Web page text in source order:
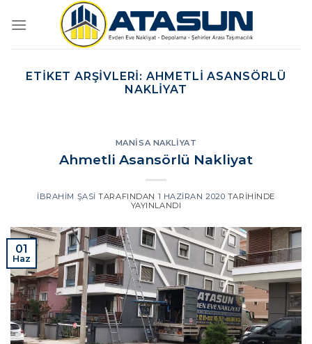
atla
ETIKET ARŞIVLERI: AHMETLI ASANSÖRLÜ
NAKLIYAT
MANISA NAKLIYAT
Ahmetli Asansörlü Nakliyat
İBRAHIM ŞASI TARAFINDAN 1 HAZIRAN 2020 TARIHINDE
YAYINLANDI
01
Haz